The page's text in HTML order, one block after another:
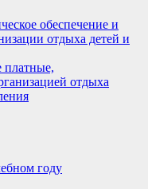
обеспечение и
отдыха детей и
платные,
отдыха
году